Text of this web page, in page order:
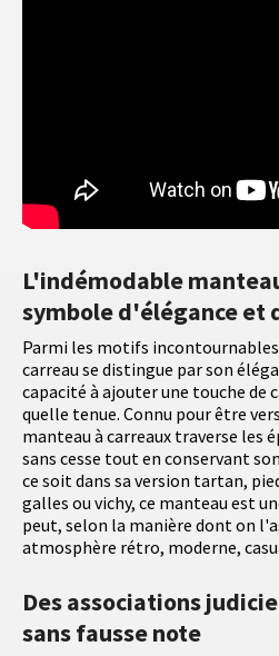
L'indémodable
symbole d'élégance et
Parmi les motifs incontournables
carreau se distingue par son
capacité à ajouter une touche de
quelle tenue. Connu pour être
manteau à carreaux traverse les
sans cesse tout en conservant
ce soit dans sa version tartan,
galles ou vichy, ce manteau est
peut, selon la manière dont on
atmosphère rétro, moderne,
Des associations
sans fausse note